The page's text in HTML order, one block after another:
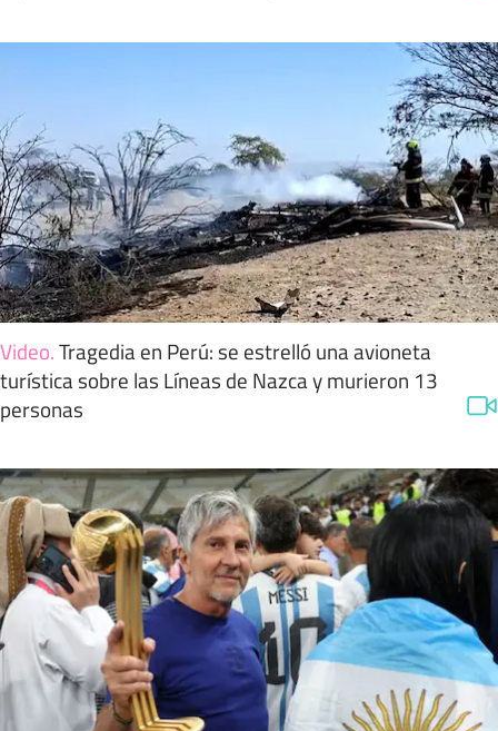
Video.Tragedia en Perú: se estrelló una avioneta
turística sobre las Líneas de Nazca y murieron 13
personas